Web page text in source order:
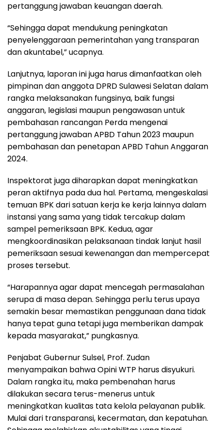
pertanggung jawaban keuangan daerah.
“Sehingga dapat mendukung peningkatan
penyelenggaraan pemerintahan yang transparan
dan akuntabel,” ucapnya.
Lanjutnya, laporan ini juga harus dimanfaatkan oleh
pimpinan dan anggota DPRD Sulawesi Selatan dalam
rangka melaksanakan fungsinya, baik fungsi
anggaran, legislasi maupun pengawasan untuk
pembahasan rancangan Perda mengenai
pertanggung jawaban APBD Tahun 2023 maupun
pembahasan dan penetapan APBD Tahun Anggaran
2024.
Inspektorat juga diharapkan dapat meningkatkan
peran aktifnya pada dua hal. Pertama, mengeskalasi
temuan BPK dari satuan kerja ke kerja lainnya dalam
instansi yang sama yang tidak tercakup dalam
sampel pemeriksaan BPK. Kedua, agar
mengkoordinasikan pelaksanaan tindak lanjut hasil
pemeriksaan sesuai kewenangan dan mempercepat
proses tersebut.
“Harapannya agar dapat mencegah permasalahan
serupa di masa depan. Sehingga perlu terus upaya
semakin besar memastikan penggunaan dana tidak
hanya tepat guna tetapi juga memberikan dampak
kepada masyarakat,” pungkasnya.
Penjabat Gubernur Sulsel, Prof. Zudan
menyampaikan bahwa Opini WTP harus disyukuri.
Dalam rangka itu, maka pembenahan harus
dilakukan secara terus-menerus untuk
meningkatkan kualitas tata kelola pelayanan publik.
Mulai dari transparansi, kecermatan, dan kepatuhan.